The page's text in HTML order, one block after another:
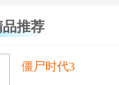
推荐
僵尸时代3